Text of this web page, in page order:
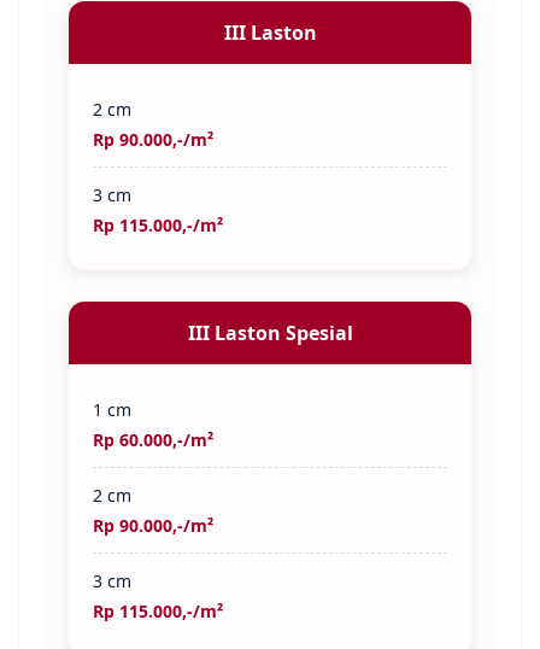
III Laston
2 cm
Rp 90.000,-/m²
3 cm
Rp 115.000,-/m²
III Laston Spesial
1 cm
Rp 60.000,-/m²
2 cm
Rp 90.000,-/m²
3 cm
Rp 115.000,-/m²